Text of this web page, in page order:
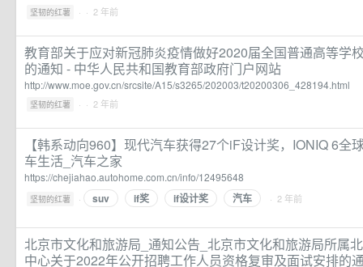
坚韧的红薯 · · 2 年前
教育部关于应对新冠肺炎疫情做好2020届全国普通高等学
的通知 - 中华人民共和国教育部政府门户网站
http://www.moe.gov.cn/srcsite/A15/s3265/202003/t20200306_428194.html
坚韧的红薯 · · 2 年前
【韩系动向960】现代汽车获得27个iF设计奖，IONIQ 6全
车生活_汽车之家
https://chejiahao.autohome.com.cn/info/12495648
坚韧的红薯 · suv if奖 if设计奖 汽车 · 2 年前
北京市文化和旅游局_通知公告_北京市文化和旅游局所属
中心关于2022年公开招聘工作人员资格复审及面试安排的